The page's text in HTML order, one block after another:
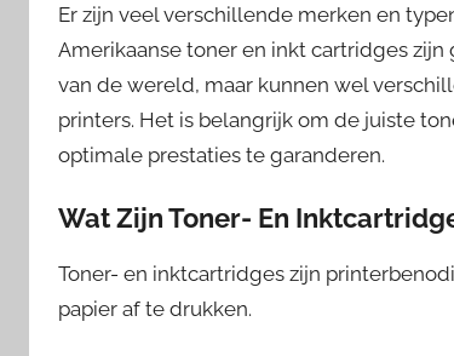
Er zijn veel verschillende merken en
Amerikaanse toner en inkt cartridges
van de wereld, maar kunnen wel
printers. Het is belangrijk om de juiste
optimale prestaties te garanderen.
Wat Zijn Toner- En
Toner- en inktcartridges zijn
papier af te drukken.